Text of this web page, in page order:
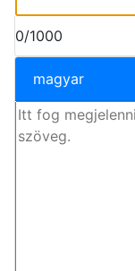
0/1000
magyar